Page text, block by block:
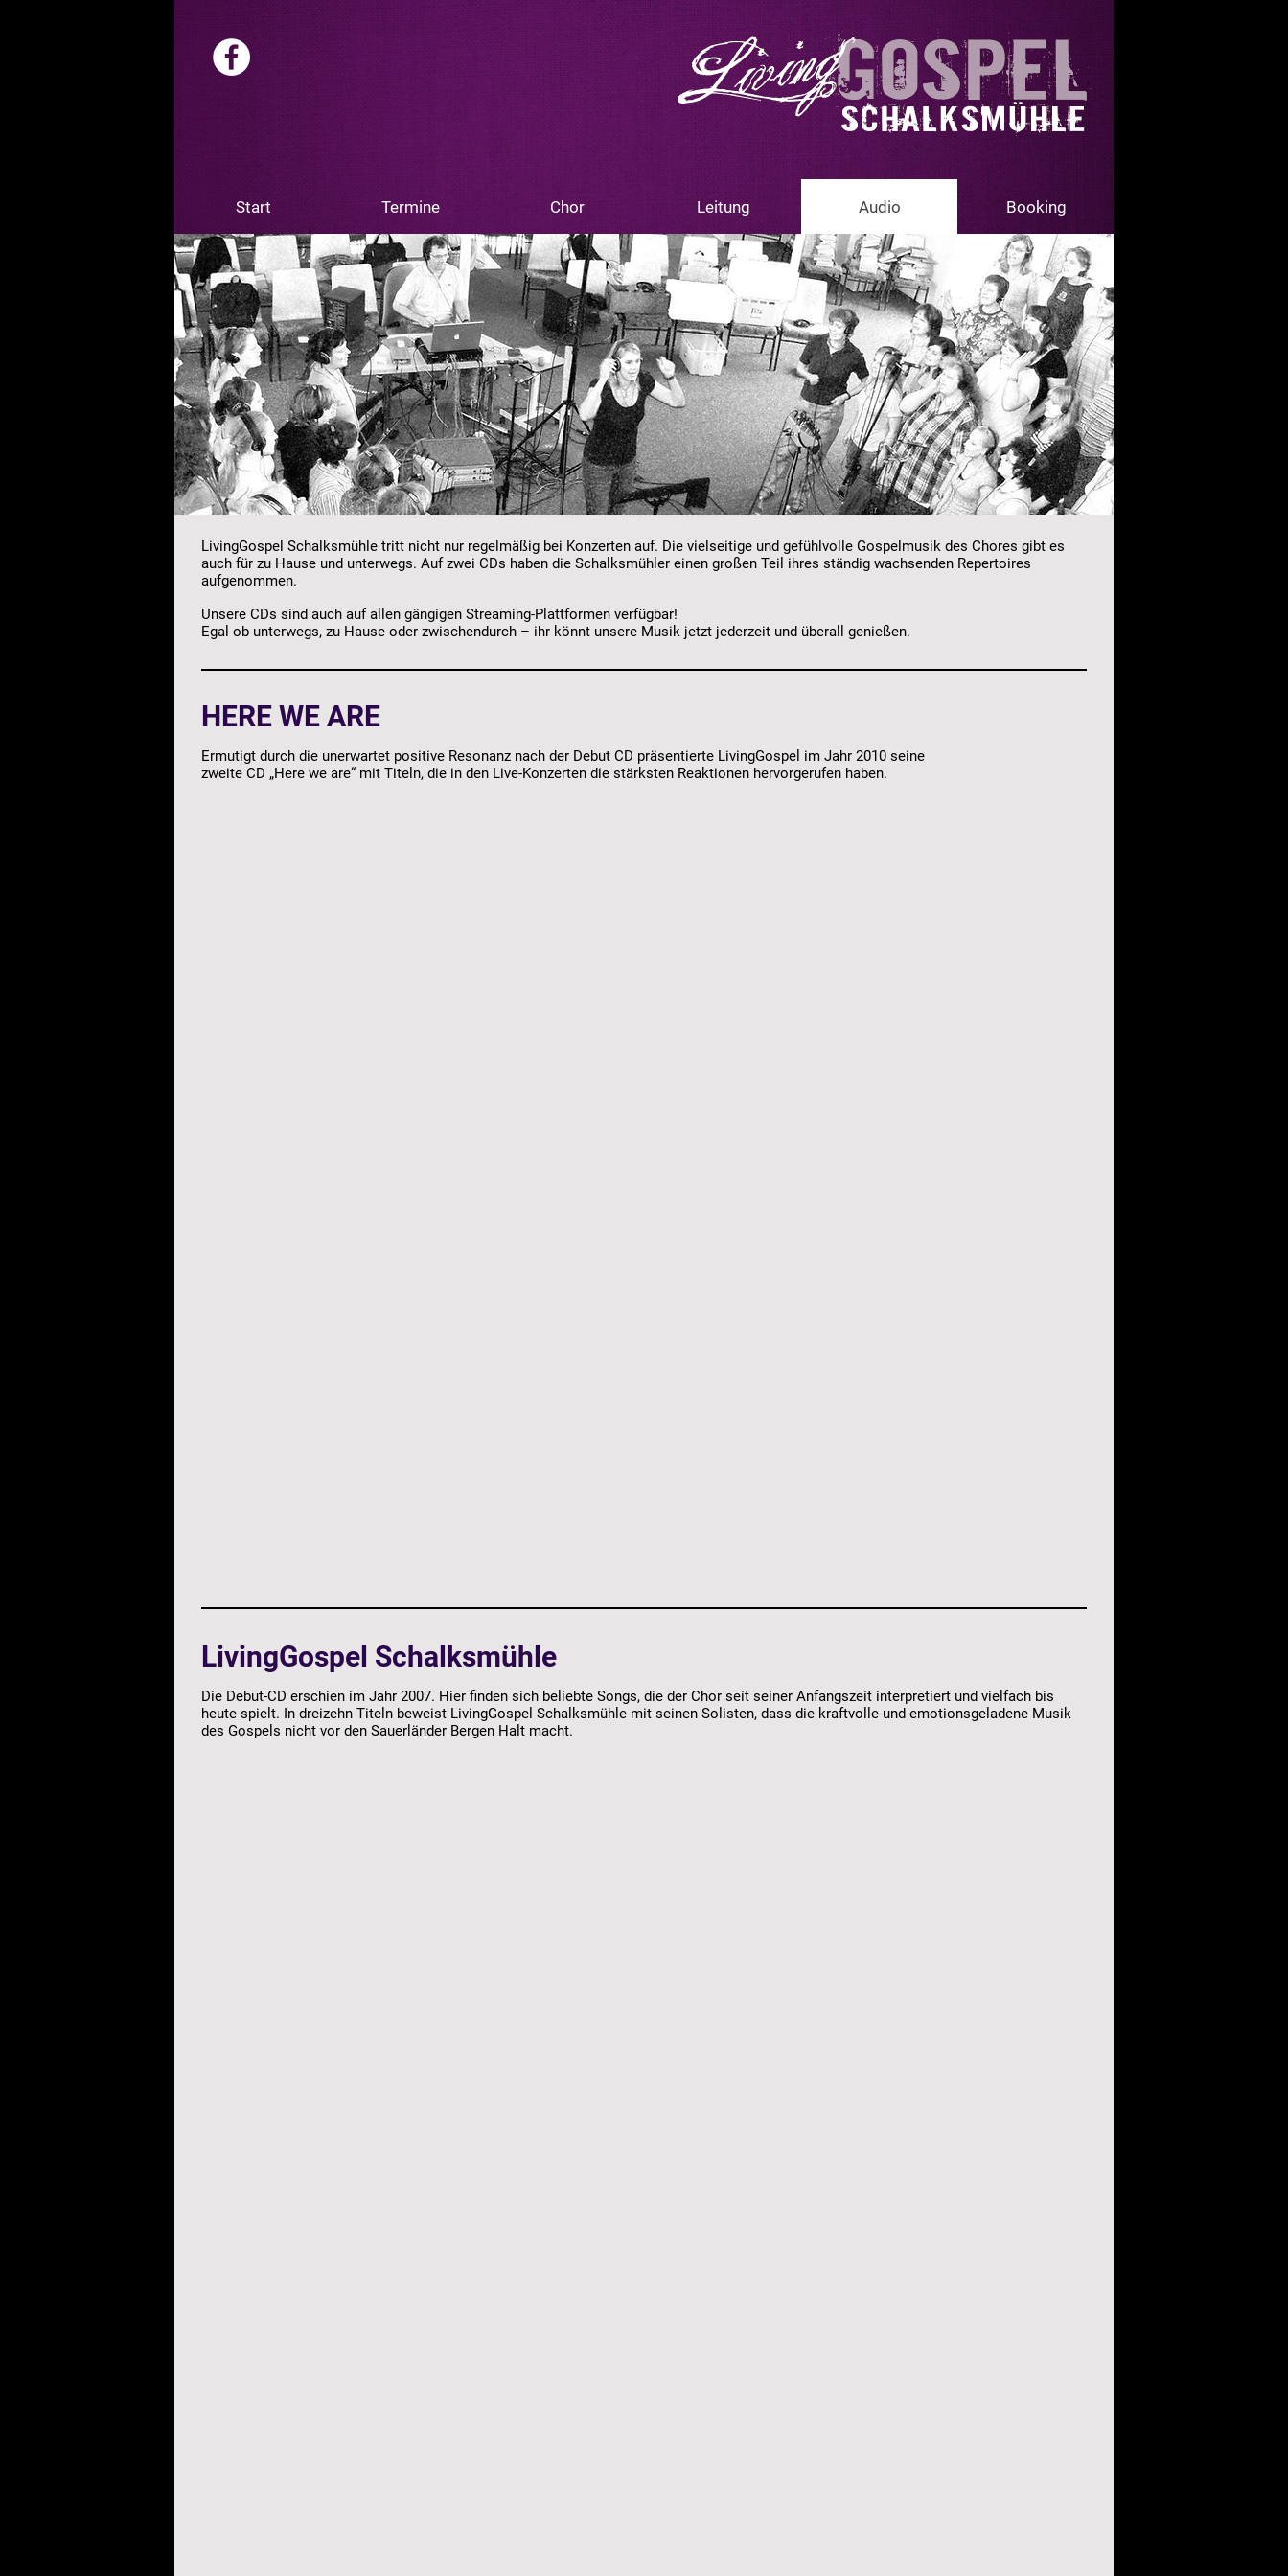
Start Termine Chor Leitung Audio Booking
LivingGospel Schalksmühle tritt nicht nur regelmäßig bei Konzerten auf. Die vielseitige und gefühlvolle Gospelmusik des Chores gibt es
auch für zu Hause und unterwegs. Auf zwei CDs haben die Schalksmühler einen großen Teil ihres ständig wachsenden Repertoires
aufgenommen.
Unsere CDs sind auch auf allen gängigen Streaming-Plattformen verfügbar!
Egal ob unterwegs, zu Hause oder zwischendurch – ihr könnt unsere Musik jetzt jederzeit und überall genießen.
HERE WE ARE
Ermutigt durch die unerwartet positive Resonanz nach der Debut CD präsentierte LivingGospel im Jahr 2010 seine
zweite CD „Here we are“ mit Titeln, die in den Live-Konzerten die stärksten Reaktionen hervorgerufen haben.
LivingGospel Schalksmühle
Die Debut-CD erschien im Jahr 2007. Hier finden sich beliebte Songs, die der Chor seit seiner Anfangszeit interpretiert und vielfach bis
heute spielt. In dreizehn Titeln beweist LivingGospel Schalksmühle mit seinen Solisten, dass die kraftvolle und emotionsgeladene Musik
des Gospels nicht vor den Sauerländer Bergen Halt macht.